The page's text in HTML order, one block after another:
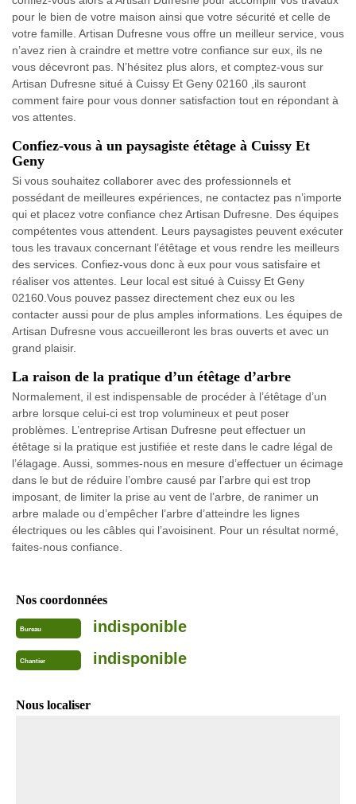
pour le bien de votre maison ainsi que votre sécurité et celle de
votre famille. Artisan Dufresne vous offre un meilleur service, vous
n’avez rien à craindre et mettre votre confiance sur eux, ils ne
vous décevront pas. N’hésitez plus alors, et comptez-vous sur
Artisan Dufresne situé à Cuissy Et Geny 02160 ,ils sauront
comment faire pour vous donner satisfaction tout en répondant à
vos attentes.
Confiez-vous à un paysagiste étêtage à Cuissy Et
Geny
Si vous souhaitez collaborer avec des professionnels et
possédant de meilleures expériences, ne contactez pas n’importe
qui et placez votre confiance chez Artisan Dufresne. Des équipes
compétentes vous attendent. Leurs paysagistes peuvent exécuter
tous les travaux concernant l’étêtage et vous rendre les meilleurs
des services. Confiez-vous donc à eux pour vous satisfaire et
réaliser vos attentes. Leur local est situé à Cuissy Et Geny
02160.Vous pouvez passez directement chez eux ou les
contacter aussi pour de plus amples informations. Les équipes de
Artisan Dufresne vous accueilleront les bras ouverts et avec un
grand plaisir.
La raison de la pratique d’un étêtage d’arbre
Normalement, il est indispensable de procéder à l’étêtage d’un
arbre lorsque celui-ci est trop volumineux et peut poser
problèmes. L’entreprise Artisan Dufresne peut effectuer un
étêtage si la pratique est justifiée et reste dans le cadre légal de
l’élagage. Aussi, sommes-nous en mesure d’effectuer un écimage
dans le but de réduire l’ombre causé par l’arbre qui est trop
imposant, de limiter la prise au vent de l’arbre, de ranimer un
arbre malade ou d’empêcher l’arbre d’atteindre les lignes
électriques ou les câbles qui l’avoisinent. Pour un résultat normé,
faites-nous confiance.
Nos coordonnées
Bureau indisponible
Chantier indisponible
Nous localiser